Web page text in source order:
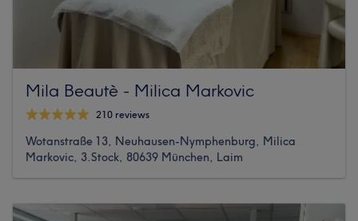
Mila Beautè - Milica Markovic
210 reviews
Wotanstraße 13, Neuhausen-Nymphenburg, Milica
Markovic, 3.Stock, 80639 München, Laim